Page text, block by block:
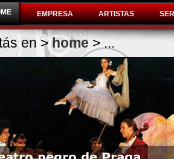
EMPRESA ARTISTAS
en > home > ...